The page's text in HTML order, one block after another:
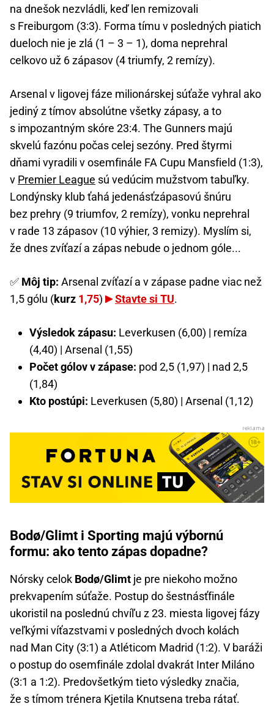
na dnešok nezvládli, keď len remizovali
s Freiburgom (3:3). Forma tímu v posledných piatich
dueloch nie je zlá (1 – 3 – 1), doma neprehral
celkovo už 6 zápasov (4 triumfy, 2 remízy).
Arsenal v ligovej fáze milionárskej súťaže vyhral ako
jediný z tímov absolútne všetky zápasy, a to
s impozantným skóre 23:4. The Gunners majú
skvelú fazónu počas celej sezóny. Pred štyrmi
dňami vyradili v osemfinále FA Cupu Mansfield (1:3),
v Premier League sú vedúcim mužstvom tabuľky.
Londýnsky klub ťahá jedenásťzápasovú šnúru
bez prehry (9 triumfov, 2 remízy), vonku neprehral
v rade 13 zápasov (10 výhier, 3 remizy). Myslím si,
že dnes zvíťazí a zápas nebude o jednom góle...
✅ Môj tip: Arsenal zvíťazí a v zápase padne viac než
1,5 gólu (kurz 1,75) Stavte si TU.
Výsledok zápasu: Leverkusen (6,00) | remíza
(4,40) | Arsenal (1,55)
Počet gólov v zápase: pod 2,5 (1,97) | nad 2,5
(1,84)
Kto postúpi: Leverkusen (5,80) | Arsenal (1,12)
Bodø/Glimt i Sporting majú výbornú
formu: ako tento zápas dopadne?
Nórsky celok Bodø/Glimt je pre niekoho možno
prekvapením súťaže. Postup do šestnásťfinále
ukoristil na poslednú chvíľu z 23. miesta ligovej fázy
veľkými víťazstvami v posledných dvoch kolách
nad Man City (3:1) a Atléticom Madrid (1:2). V baráži
o postup do osemfinále zdolal dvakrát Inter Miláno
(3:1 a 1:2). Predovšetkým tieto výsledky značia,
že s tímom trénera Kjetila Knutsena treba rátať.